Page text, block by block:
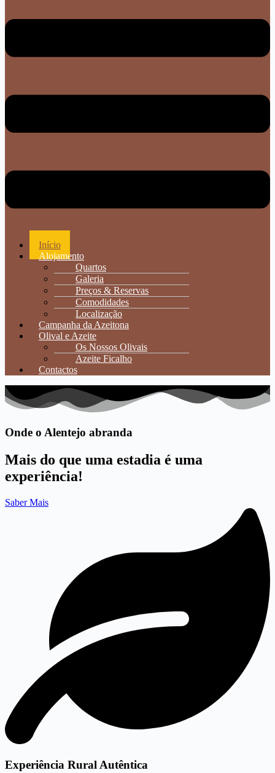
Início
Alojamento
Quartos
Galeria
Preços & Reservas
Comodidades
Localização
Campanha da Azeitona
Olival e Azeite
Os Nossos Olivais
Azeite Ficalho
Contactos
Onde o Alentejo abranda
Mais do que uma estadia é uma
experiência!
Saber Mais
Experiência Rural Autêntica